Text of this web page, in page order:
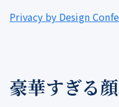
Privacy by Design
豪華すぎる